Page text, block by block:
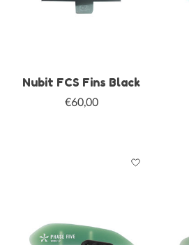
Nubit FCS Fins Black
€60,00